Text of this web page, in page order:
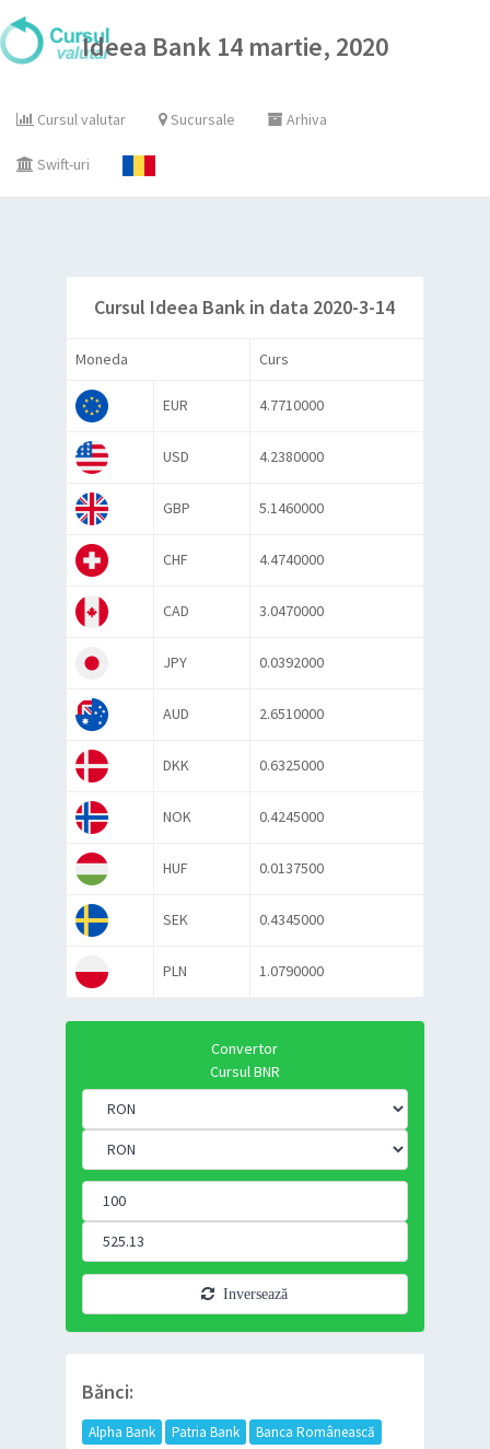
Ideea Bank 14 martie, 2020
Cursul valutar Sucursale Arhiva
Swift-uri
Cursul Ideea Bank in data 2020-3-14
Moneda Curs
EUR 4.7710000
USD 4.2380000
GBP 5.1460000
CHF 4.4740000
CAD 3.0470000
JPY 0.0392000
AUD 2.6510000
DKK 0.6325000
NOK 0.4245000
HUF 0.0137500
SEK 0.4345000
PLN 1.0790000
Convertor
Cursul BNR
Inversează
Bănci:
Alpha Bank Patria Bank
Banca Românească